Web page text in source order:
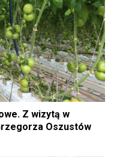
Z wizytą w
Oszustów